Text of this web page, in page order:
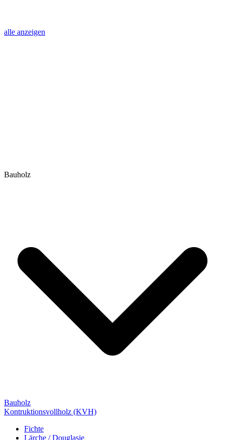
alle anzeigen
Bauholz
Bauholz
Kontruktionsvollholz (KVH)
Fichte
Lärche / Douglasie